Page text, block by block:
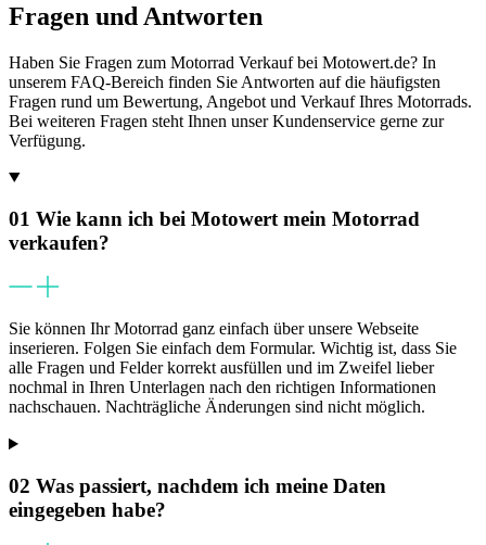
Fragen und Antworten
Haben Sie Fragen zum Motorrad Verkauf bei Motowert.de? In
unserem FAQ-Bereich finden Sie Antworten auf die häufigsten
Fragen rund um Bewertung, Angebot und Verkauf Ihres Motorrads.
Bei weiteren Fragen steht Ihnen unser Kundenservice gerne zur
Verfügung.
01 Wie kann ich bei Motowert mein Motorrad
verkaufen?
Sie können Ihr Motorrad ganz einfach über unsere Webseite
inserieren. Folgen Sie einfach dem Formular. Wichtig ist, dass Sie
alle Fragen und Felder korrekt ausfüllen und im Zweifel lieber
nochmal in Ihren Unterlagen nach den richtigen Informationen
nachschauen. Nachträgliche Änderungen sind nicht möglich.
02 Was passiert, nachdem ich meine Daten
eingegeben habe?